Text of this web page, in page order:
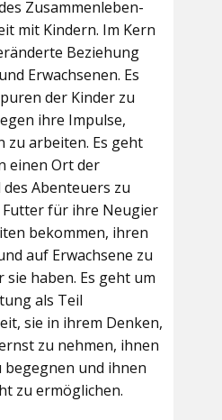
Zusammenleben-
mit Kindern. Im Kern
Beziehung
Erwachsenen. Es
der Kinder zu
ihre Impulse,
zu arbeiten. Es geht
einen Ort der
Abenteuers zu
Futter für ihre Neugier
bekommen, ihren
auf Erwachsene zu
haben. Es geht um
als Teil
sie in ihrem Denken,
zu nehmen, ihnen
und ihnen
zu ermöglichen.